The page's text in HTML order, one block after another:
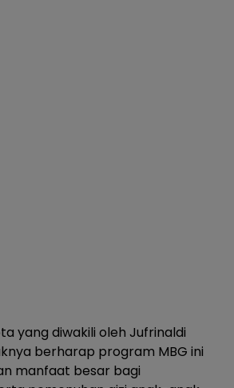
yang diwakili oleh Jufrinaldi
berharap program MBG ini
manfaat besar bagi